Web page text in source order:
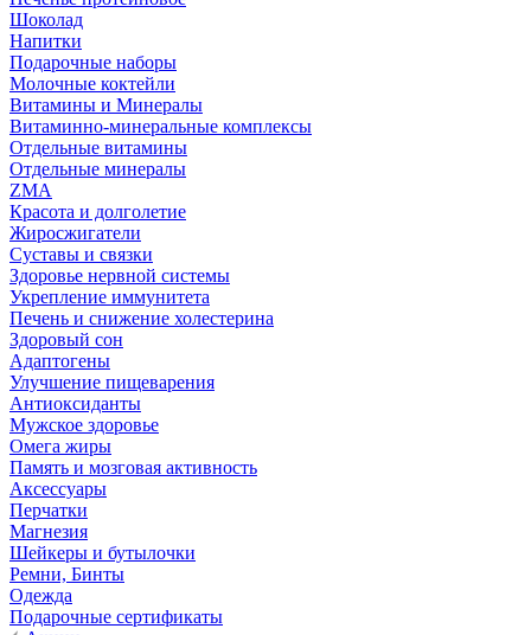
Шоколад
Напитки
Подарочные наборы
Молочные коктейли
Витамины и Минералы
Витаминно-минеральные комплексы
Отдельные витамины
Отдельные минералы
ZMA
Красота и долголетие
Жиросжигатели
Суставы и связки
Здоровье нервной системы
Укрепление иммунитета
Печень и снижение холестерина
Здоровый сон
Адаптогены
Улучшение пищеварения
Антиоксиданты
Мужское здоровье
Омега жиры
Память и мозговая активность
Аксессуары
Перчатки
Магнезия
Шейкеры и бутылочки
Ремни, Бинты
Одежда
Подарочные сертификаты